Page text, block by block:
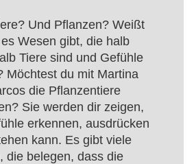
Und Pflanzen? Weißt
Wesen gibt, die halb
Tiere sind und Gefühle
Möchtest du mit Martina
die Pflanzentiere
Sie werden dir zeigen,
erkennen, ausdrücken
kann. Es gibt viele
die belegen, dass die